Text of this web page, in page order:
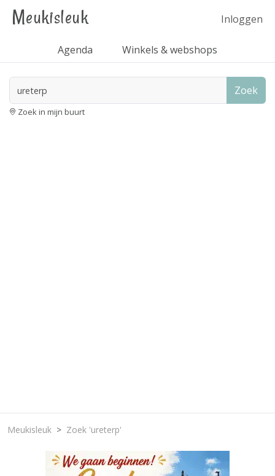
Meukisleuk Inloggen
Agenda Winkels & webshops
Zoek
Zoek in mijn buurt
Meukisleuk Zoek 'ureterp'